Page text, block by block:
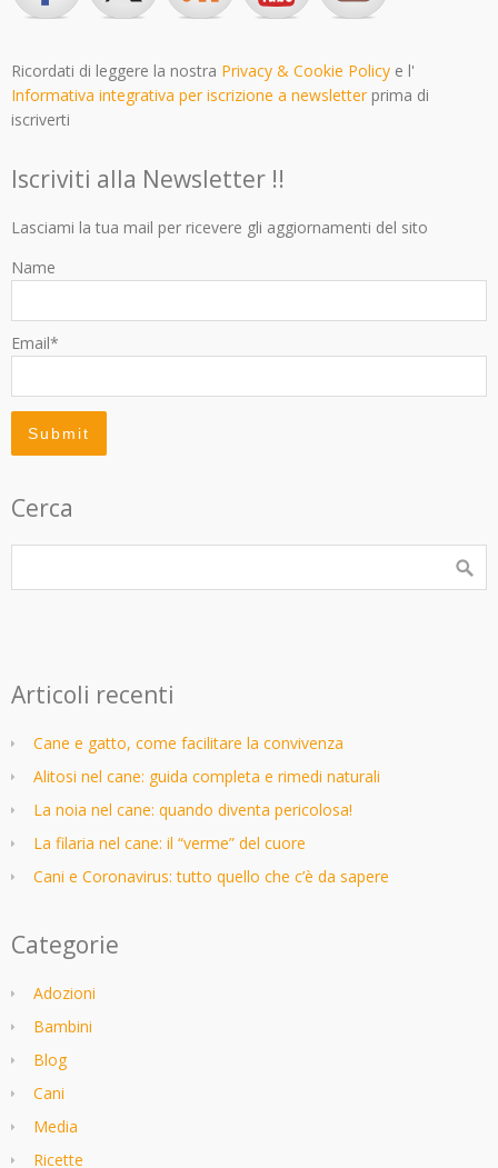
Ricordati di leggere la nostra Privacy & Cookie Policy e l'
Informativa integrativa per iscrizione a newsletterprima di
iscriverti
Iscriviti alla Newsletter !!
Lasciami la tua mail per ricevere gli aggiornamenti del sito
Name
Email*
Cerca
Articoli recenti
Cane e gatto, come facilitare la convivenza
Alitosi nel cane: guida completa e rimedi naturali
La noia nel cane: quando diventa pericolosa!
La filaria nel cane: il “verme” del cuore
Cani e Coronavirus: tutto quello che c’è da sapere
Categorie
Adozioni
Bambini
Blog
Cani
Media
Ricette